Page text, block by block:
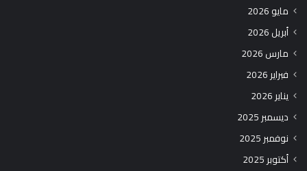
مايو 2026
أبريل 2026
مارس 2026
فبراير 2026
يناير 2026
ديسمبر 2025
نوفمبر 2025
أكتوبر 2025